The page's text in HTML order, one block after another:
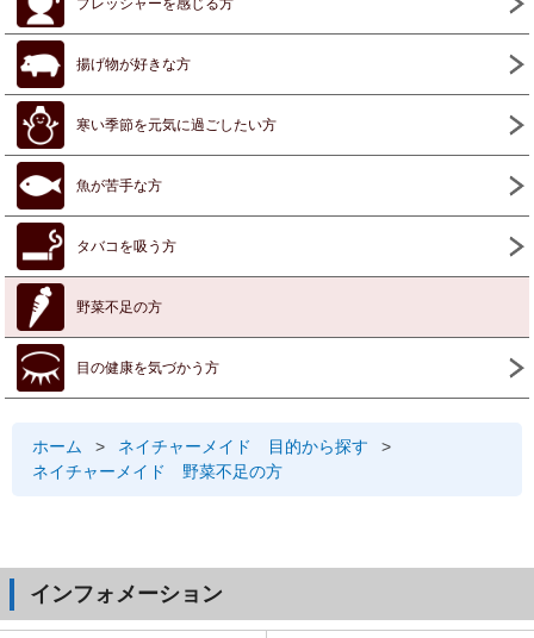
プレッシャーを感じる方
揚げ物が好きな方
寒い季節を元気に過ごしたい方
魚が苦手な方
タバコを吸う方
野菜不足の方
目の健康を気づかう方
ホーム > ネイチャーメイド 目的から探す
>
ネイチャーメイド 野菜不足の方
インフォメーション